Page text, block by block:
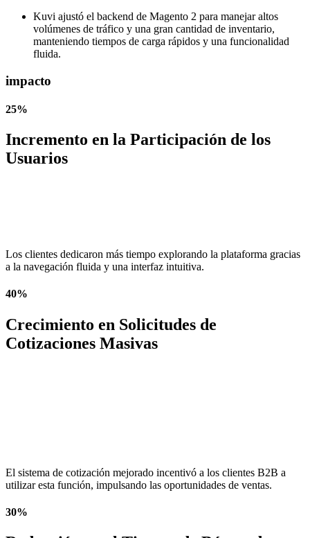
Kuvi ajustó el backend de Magento 2 para manejar altos
volúmenes de tráfico y una gran cantidad de inventario,
manteniendo tiempos de carga rápidos y una funcionalidad
fluida.
impacto
25%
Incremento en la Participación de los
Usuarios
Los clientes dedicaron más tiempo explorando la plataforma gracias
a la navegación fluida y una interfaz intuitiva.
40%
Crecimiento en Solicitudes de
Cotizaciones Masivas
El sistema de cotización mejorado incentivó a los clientes B2B a
utilizar esta función, impulsando las oportunidades de ventas.
30%